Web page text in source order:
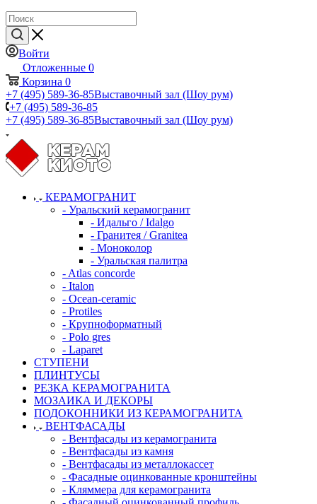
Войти
Отложенные 0
Корзина 0
+7 (495) 589-36-85Выставочный зал (Шоу рум)
+7 (495) 589-36-85
+7 (495) 589-36-85Выставочный зал (Шоу рум)
КЕРАМОГРАНИТ
- Уральский керамогранит
- Идальго / Idalgo
- Гранитея / Granitea
- Моноколор
- Уральская палитра
- Atlas concorde
- Italon
- Ocean-ceramic
- Protiles
- Крупноформатный
- Polo gres
- Laparet
СТУПЕНИ
ПЛИНТУСЫ
РЕЗКА КЕРАМОГРАНИТА
МОЗАИКА И ДЕКОРЫ
ПОДОКОННИКИ ИЗ КЕРАМОГРАНИТА
ВЕНТФАСАДЫ
- Вентфасады из керамогранита
- Вентфасады из камня
- Вентфасады из металлокассет
- Фасадные оцинкованные кронштейны
- Кляммера для керамогранита